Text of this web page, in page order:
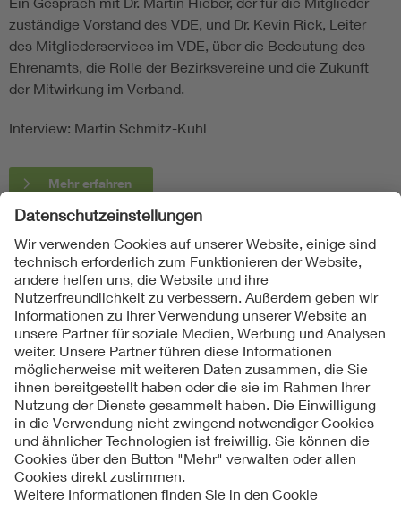
zuständige Vorstand des VDE, und Dr. Kevin Rick, Leiter
des Mitgliederservices im VDE, über die Bedeutung des
Ehrenamts, die Rolle der Bezirksvereine und die Zukunft
der Mitwirkung im Verband.
Interview: Martin Schmitz-Kuhl
Mehr erfahren
Folgen Sie uns
Kontakte
Service
Impressum